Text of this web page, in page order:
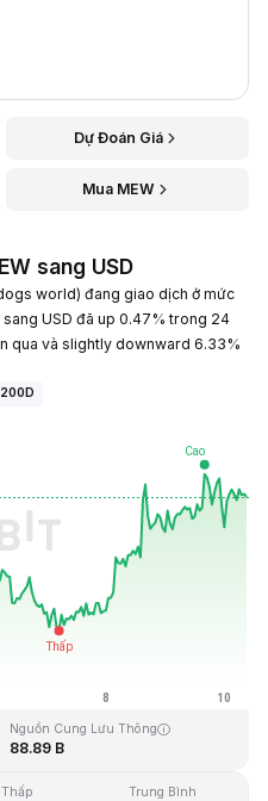
Dự Đoán Giá
Mua MEW
sang USD
world) đang giao dịch ở mức
USD đã up 0.47% trong 24
qua và slightly downward 6.33%
200D
Nguồn Cung Lưu Thông
88.89 B
Thấp Trung Bình